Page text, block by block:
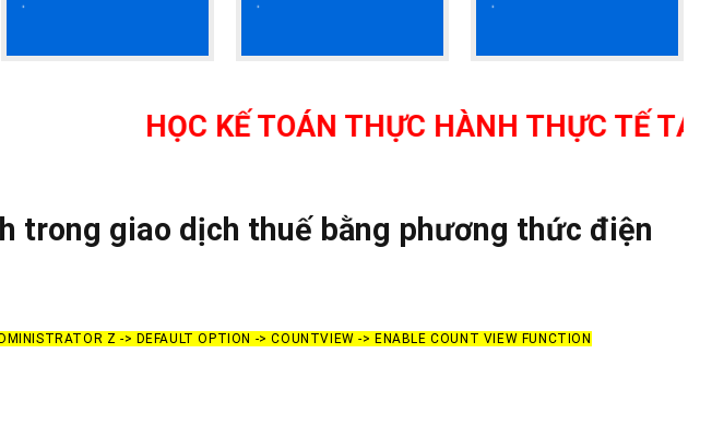
HỌC KẾ TOÁN THỰC HÀNH THỰC TẾ TẠI THANH
trong giao dịch thuế bằng phương thức điện
Z -> DEFAULT OPTION -> COUNTVIEW -> ENABLE COUNT VIEW FUNCTION